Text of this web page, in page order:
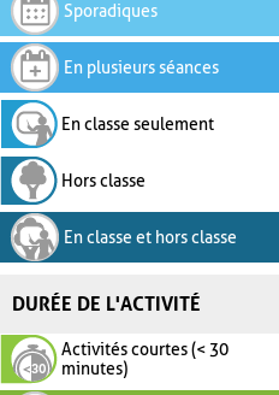
Sporadiques
En plusieurs séances
En classe seulement
Hors classe
En classe et hors classe
DURÉE DE L'ACTIVITÉ
Activités courtes (< 30
minutes)